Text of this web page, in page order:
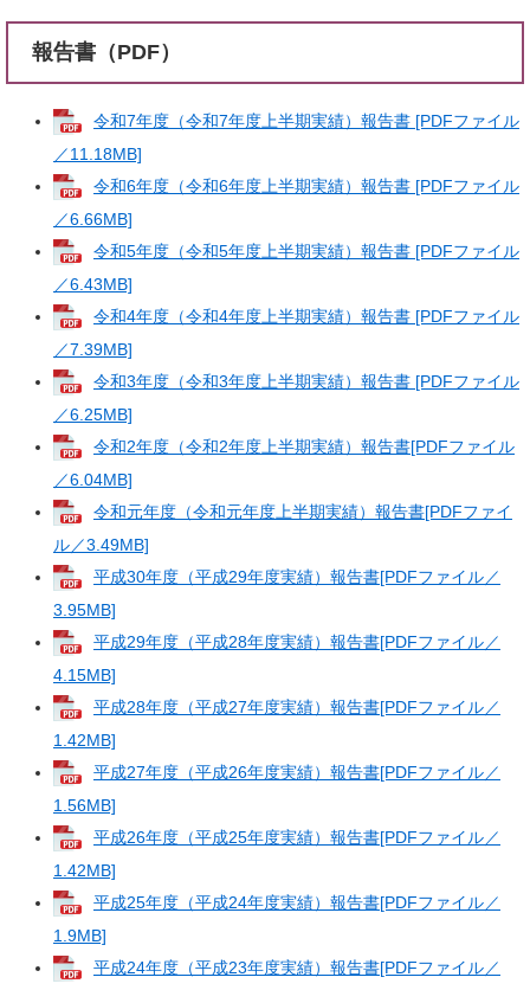
報告書（PDF）
令和7年度（令和7年度上半期実績）報告書 [PDFファイル
／11.18MB]
令和6年度（令和6年度上半期実績）報告書 [PDFファイル
／6.66MB]
令和5年度（令和5年度上半期実績）報告書 [PDFファイル
／6.43MB]
令和4年度（令和4年度上半期実績）報告書 [PDFファイル
／7.39MB]
令和3年度（令和3年度上半期実績）報告書 [PDFファイル
／6.25MB]
令和2年度（令和2年度上半期実績）報告書[PDFファイル
／6.04MB]
令和元年度（令和元年度上半期実績）報告書[PDFファイ
ル／3.49MB]
平成30年度（平成29年度実績）報告書[PDFファイル／
3.95MB]
平成29年度（平成28年度実績）報告書[PDFファイル／
4.15MB]
平成28年度（平成27年度実績）報告書[PDFファイル／
1.42MB]
平成27年度（平成26年度実績）報告書[PDFファイル／
1.56MB]
平成26年度（平成25年度実績）報告書[PDFファイル／
1.42MB]
平成25年度（平成24年度実績）報告書[PDFファイル／
1.9MB]
平成24年度（平成23年度実績）報告書[PDFファイル／